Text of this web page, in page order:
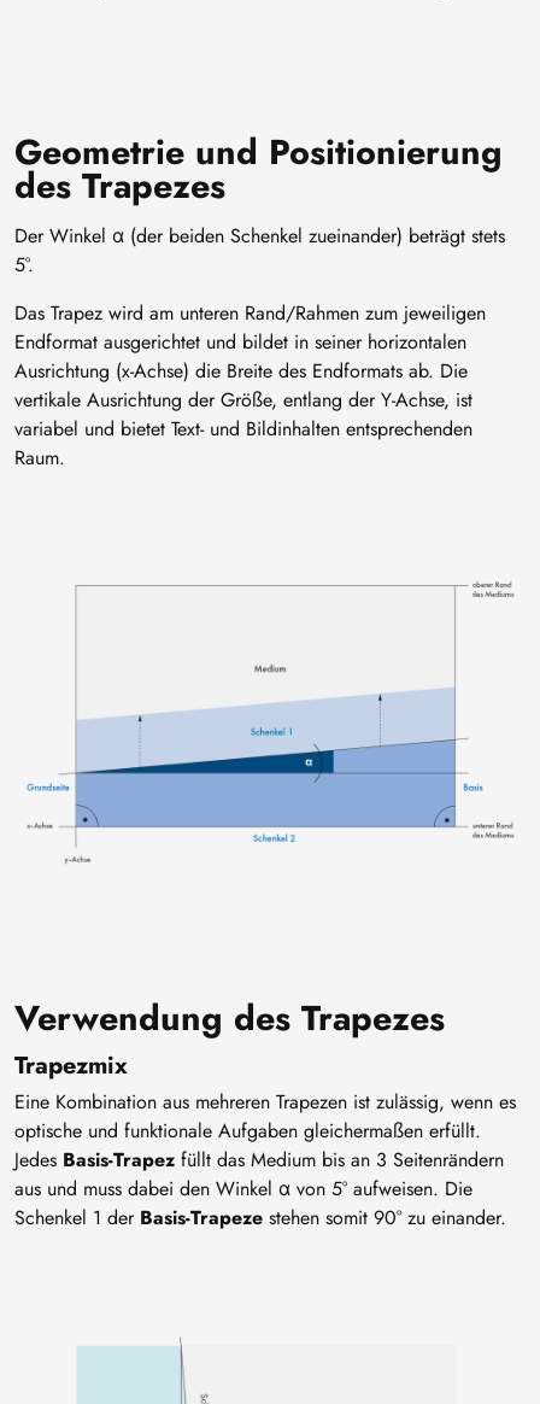
Geometrie und Positionierung
des Trapezes
Der Winkel α (der beiden Schenkel zueinander) beträgt stets
5°.
Das Trapez wird am unteren Rand/Rahmen zum jeweiligen
Endformat ausgerichtet und bildet in seiner horizontalen
Ausrichtung (x-Achse) die Breite des Endformats ab. Die
vertikale Ausrichtung der Größe, entlang der Y-Achse, ist
variabel und bietet Text- und Bildinhalten entsprechenden
Raum.
Verwendung des Trapezes
Trapezmix
Eine Kombination aus mehreren Trapezen ist zulässig, wenn es
optische und funktionale Aufgaben gleichermaßen erfüllt.
Jedes Basis-Trapez füllt das Medium bis an 3 Seitenrändern
aus und muss dabei den Winkel α von 5° aufweisen. Die
Schenkel 1 der Basis-Trapeze stehen somit 90° zu einander.